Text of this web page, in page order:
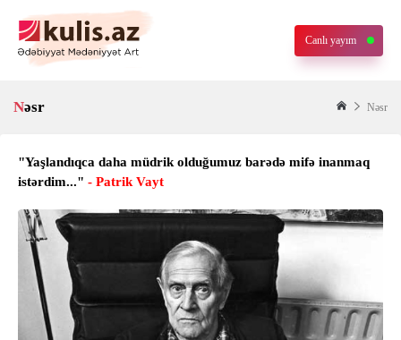
Canlı yayım
Nəsr Nəsr
"Yaşlandıqca daha müdrik olduğumuz barədə mifə inanmaq
istərdim..." - Patrik Vayt